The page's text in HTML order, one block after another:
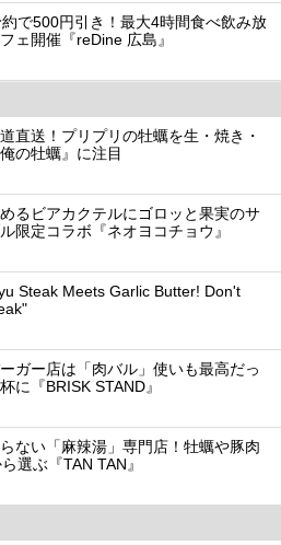
で500円引き！最大4時間食べ飲み放
ェ開催『reDine 広島』
直送！プリプリの牡蠣を生・焼き・
の牡蠣』に注目
るビアカクテルにゴロッと果実のサ
限定コラボ『ネオヨコチョウ』
Steak Meets Garlic Butter! Don't
ガー店は「肉バル」使いも最高だっ
に『BRISK STAND』
ない「麻辣湯」専門店！牡蠣や豚肉
選ぶ『TAN TAN』